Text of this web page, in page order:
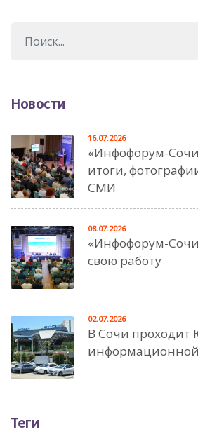
Новости
«Инфофорум-
итоги,
СМИ
16.07.2026
«Инфофорум-
свою работу
08.07.2026
В Сочи
информационной
02.07.2026
Теги